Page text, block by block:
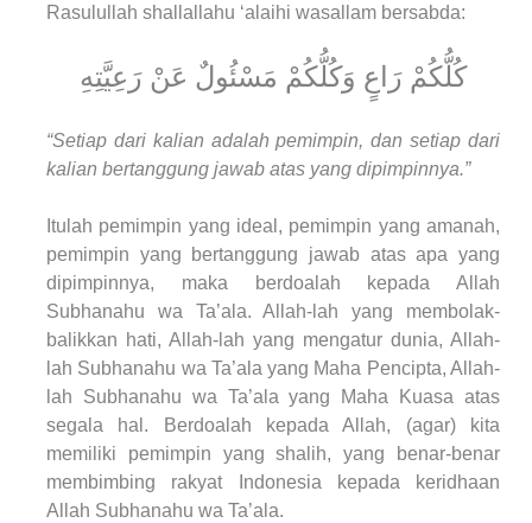
Rasulullah shallallahu ‘alaihi wasallam bersabda:
كُلُّكُمْ رَاعٍ وَكُلُّكُمْ مَسْئُولٌ عَنْ رَعِيَّتِهِ
“Setiap dari kalian adalah pemimpin, dan setiap dari
kalian bertanggung jawab atas yang dipimpinnya.”
Itulah pemimpin yang ideal, pemimpin yang amanah,
pemimpin yang bertanggung jawab atas apa yang
dipimpinnya, maka berdoalah kepada Allah
Subhanahu wa Ta’ala. Allah-lah yang membolak-
balikkan hati, Allah-lah yang mengatur dunia, Allah-
lah Subhanahu wa Ta’ala yang Maha Pencipta, Allah-
lah Subhanahu wa Ta’ala yang Maha Kuasa atas
segala hal. Berdoalah kepada Allah, (agar) kita
memiliki pemimpin yang shalih, yang benar-benar
membimbing rakyat Indonesia kepada keridhaan
Allah Subhanahu wa Ta’ala.